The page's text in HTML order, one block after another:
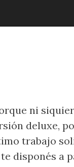
ni
deluxe,
trabajo
disponés a